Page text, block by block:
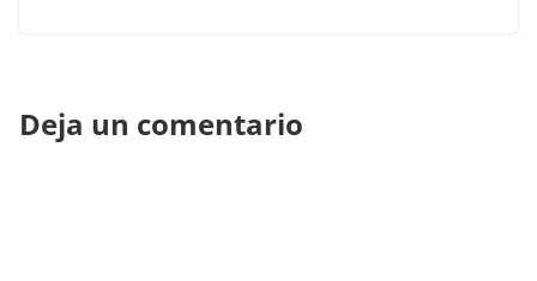
Deja un comentario